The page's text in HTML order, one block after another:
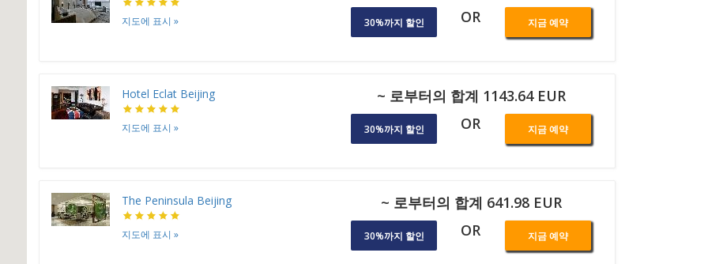
지도에 표시 » 30%까지 할인 OR 지금 예약
Hotel Eclat Beijing
지도에 표시 »
~ 로부터의 합계 1143.64 EUR
30%까지 할인 OR 지금 예약
The Peninsula Beijing
지도에 표시 »
~ 로부터의 합계 641.98 EUR
30%까지 할인 OR 지금 예약